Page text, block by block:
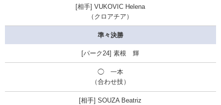
VUKOVIC Helena
（クロアチア）
準々決勝
素根 輝
◯ 一本
（合わせ技）
SOUZA Beatriz